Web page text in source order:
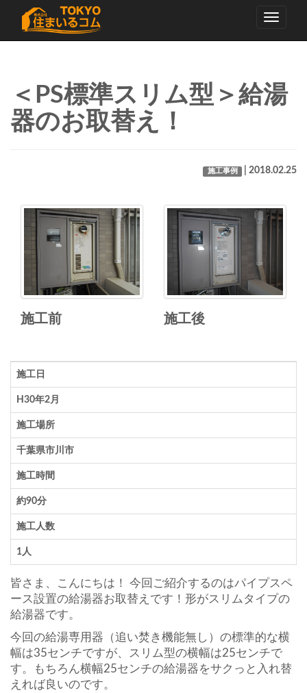
Toggle
＜PS標準スリム型＞給湯
器のお取替え！
施工事例 | 2018.02.25
施工前 施工後
施工日
H30年2月
施工場所
千葉県市川市
施工時間
約90分
施工人数
1人
皆さま、こんにちは！ 今回ご紹介するのはパイプスペ
ース設置の給湯器お取替えです！形がスリムタイプの
給湯器です。
今回の給湯専用器（追い焚き機能無し）の標準的な横
幅は35センチですが、スリム型の横幅は25センチで
す。もちろん横幅25センチの給湯器をサクっと入れ替
えれば良いのです。